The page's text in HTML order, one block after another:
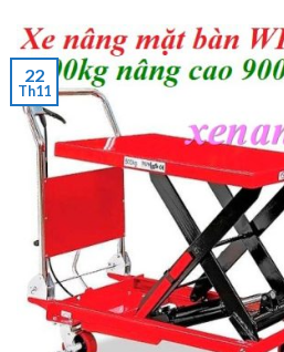
22
Th11